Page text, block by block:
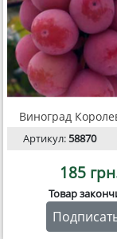
Виноград
Артикул:58870
185
Товар